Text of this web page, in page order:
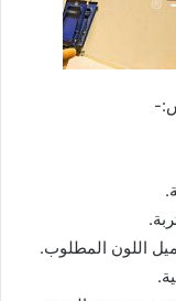
اللون المطلوب.